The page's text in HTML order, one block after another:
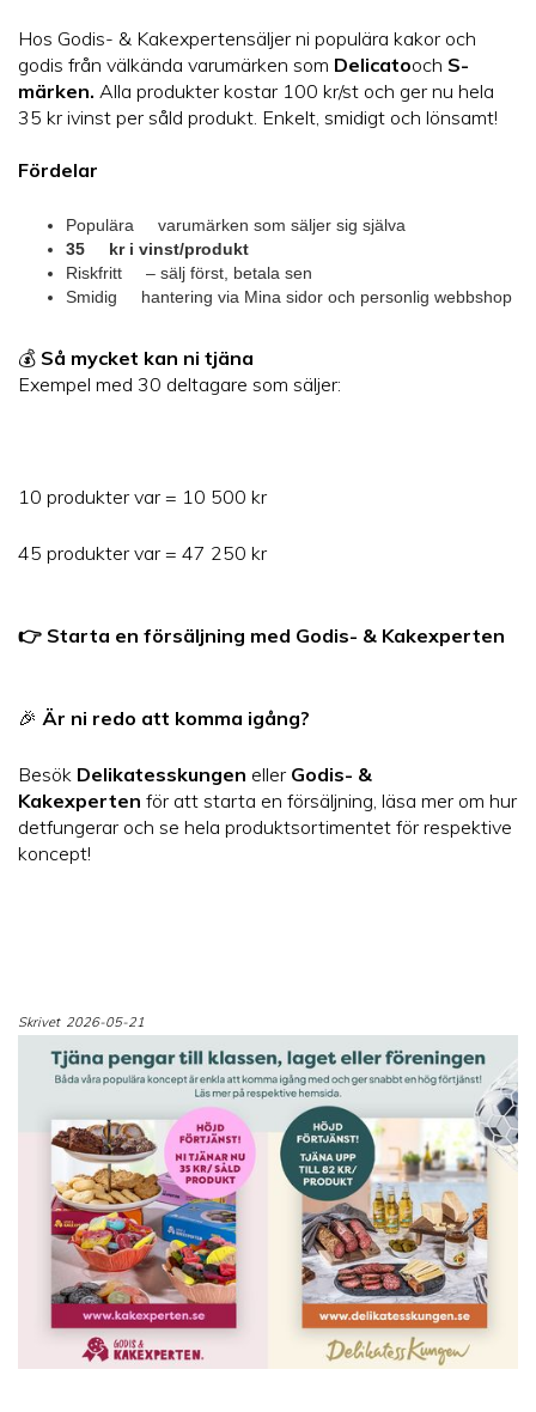
Hos Godis- & Kakexpertensäljer ni populära kakor och
godis från välkända varumärken som Delicatooch S-
märken. Alla produkter kostar 100 kr/st och ger nu hela
35 kr ivinst per såld produkt. Enkelt, smidigt och lönsamt!
Fördelar
Populära varumärken som säljer sig själva
35 kr i vinst/produkt
Riskfritt – sälj först, betala sen
Smidig hantering via Mina sidor och personlig webbshop
💰 Så mycket kan ni tjäna
Exempel med 30 deltagare som säljer:
10 produkter var = 10 500 kr
45 produkter var = 47 250 kr
👉 Starta en försäljning med Godis- & Kakexperten
🎉 Är ni redo att komma igång?
Besök Delikatesskungen eller Godis- &
Kakexperten för att starta en försäljning, läsa mer om hur
detfungerar och se hela produktsortimentet för respektive
koncept!
Skrivet 2026-05-21